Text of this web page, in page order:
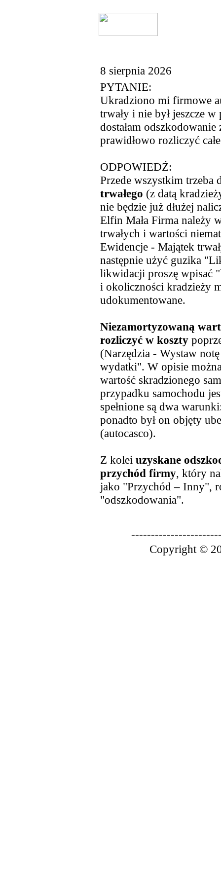
8 sierpnia 2026
PYTANIE:
Ukradziono mi firmowe
trwały i nie był jeszcze
dostałam
prawidłowo rozliczyć
ODPOWIEDŹ:
Przede wszystkim trzeba
trwałego (z datą
nie będzie już dłużej
Elfin Mała Firma należy
trwałych i wartości
Ewidencje - Majątek
następnie użyć guzika
likwidacji proszę wpisać
i okoliczności kradzieży
udokumentowane.
Niezamortyzowaną
rozliczyć w koszty
(Narzędzia - Wystaw
wydatki". W opisie
wartość skradzionego
przypadku samochodu
spełnione są dwa
ponadto był on objęty
(autocasco).
Z kolei uzyskane
przychód firmy, który
jako "Przychód – Inny",
"odszkodowania".
Copyright ©